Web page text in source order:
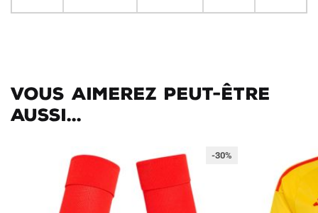
Vous aimerez peut-être
aussi...
-30%